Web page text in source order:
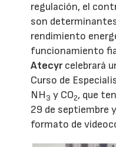
regulación, el
son
rendimiento
funcionamiento
Atecyrcelebrará
Curso de
NH3 y CO2, que
29 de septiembre
formato de